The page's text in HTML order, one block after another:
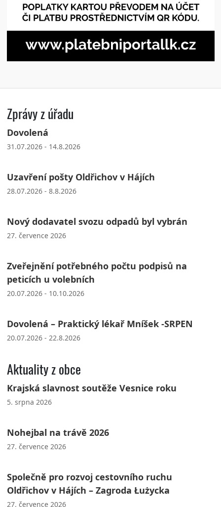
Zprávy z úřadu
Dovolená
31.07.2026 - 14.8.2026
Uzavření pošty Oldřichov v Hájích
28.07.2026 - 8.8.2026
Nový dodavatel svozu odpadů byl vybrán
27. července 2026
Zveřejnění potřebného počtu podpisů na
peticích u volebních
20.07.2026 - 10.10.2026
Dovolená – Praktický lékař Mníšek -SRPEN
20.07.2026 - 22.8.2026
Aktuality z obce
Krajská slavnost soutěže Vesnice roku
5. srpna 2026
Nohejbal na trávě 2026
27. července 2026
Společně pro rozvoj cestovního ruchu
Oldřichov v Hájích – Zagroda Łużycka
27. července 2026